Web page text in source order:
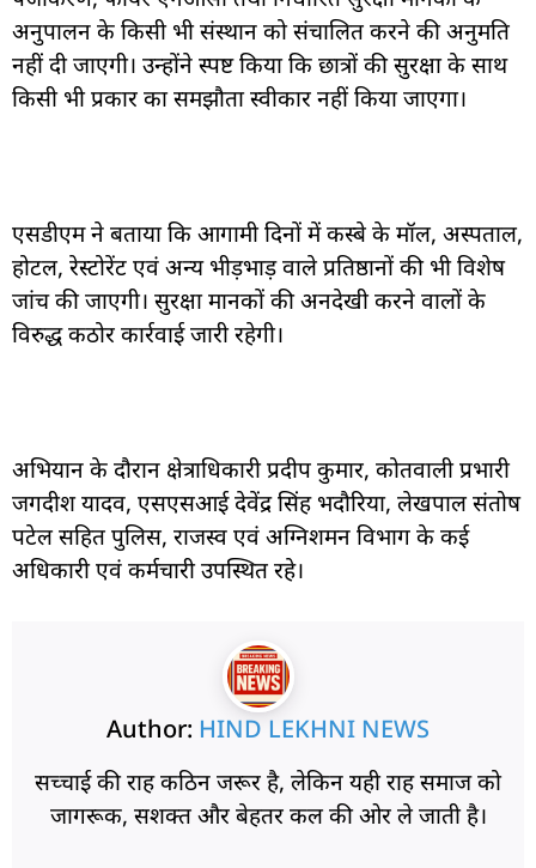
अनुपालन के किसी भी संस्थान को संचालित करने की अनुमति
नहीं दी जाएगी। उन्होंने स्पष्ट किया कि छात्रों की सुरक्षा के साथ
किसी भी प्रकार का समझौता स्वीकार नहीं किया जाएगा।
एसडीएम ने बताया कि आगामी दिनों में कस्बे के मॉल, अस्पताल,
होटल, रेस्टोरेंट एवं अन्य भीड़भाड़ वाले प्रतिष्ठानों की भी विशेष
जांच की जाएगी। सुरक्षा मानकों की अनदेखी करने वालों के
विरुद्ध कठोर कार्रवाई जारी रहेगी।
अभियान के दौरान क्षेत्राधिकारी प्रदीप कुमार, कोतवाली प्रभारी
जगदीश यादव, एसएसआई देवेंद्र सिंह भदौरिया, लेखपाल संतोष
पटेल सहित पुलिस, राजस्व एवं अग्निशमन विभाग के कई
अधिकारी एवं कर्मचारी उपस्थित रहे।
Author: HIND LEKHNI NEWS
सच्चाई की राह कठिन जरूर है, लेकिन यही राह समाज को
जागरूक, सशक्त और बेहतर कल की ओर ले जाती है।